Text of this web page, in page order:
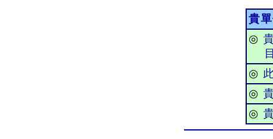
貴
◎
目
◎
◎
◎